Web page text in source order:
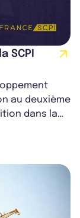
SCPI
au deuxième
dans la